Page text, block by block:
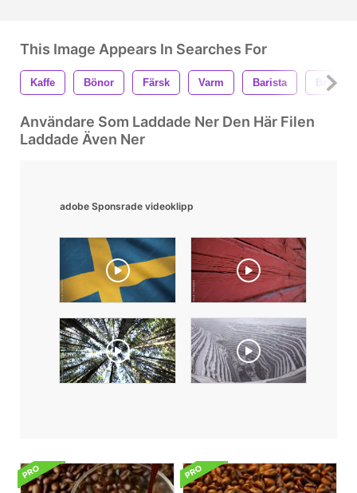
This Image Appears In Searches For
Kaffe Bönor Färsk Varm Barista Brygga
Användare Som Laddade Ner Den Här Filen
Laddade Även Ner
adobe Sponsrade videoklipp